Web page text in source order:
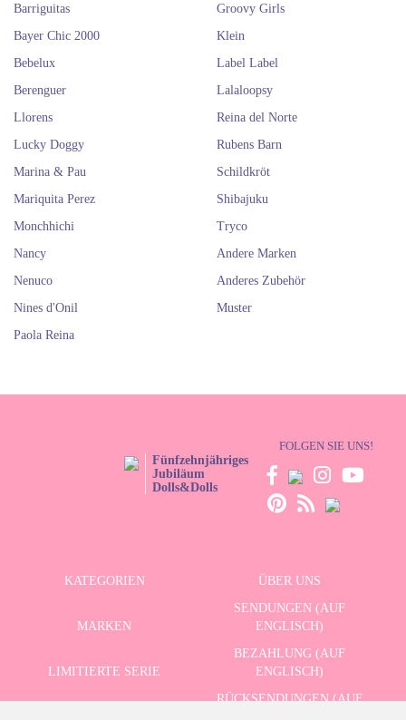
Barriguitas
Bayer Chic 2000
Bebelux
Berenguer
Groovy Girls
Klein
Label Label
Lalaloopsy
Llorens
Lucky Doggy
Marina & Pau
Mariquita Perez
Monchhichi
Nancy
Nenuco
Nines d'Onil
Paola Reina
Reina del Norte
Rubens Barn
Schildkröt
Shibajuku
Tryco
Andere Marken
Anderes Zubehör
Muster
Fünfzehnjähriges
Jubiläum
Dolls&Dolls
FOLGEN SIE UNS!
KATEGORIEN ÜBER UNS
MARKEN
SENDUNGEN (AUF
ENGLISCH)
LIMITIERTE SERIE
BEZAHLUNG (AUF
ENGLISCH)
RÜCKSENDUNGEN (AUF